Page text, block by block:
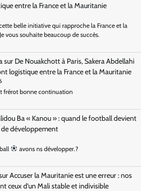
entre la France et la Mauritanie
belle initiative qui rapproche la France et la
vous souhaite beaucoup de succès.
sur De Nouakchott à Paris, Sakera Abdellahi
logistique entre la France et la Mauritanie
frérot bonne continuation
Ba « Kanou » : quand le football devient
développement
avons ns développer.?
Accuser la Mauritanie est une erreur : nos
ceux d’un Mali stable et indivisible